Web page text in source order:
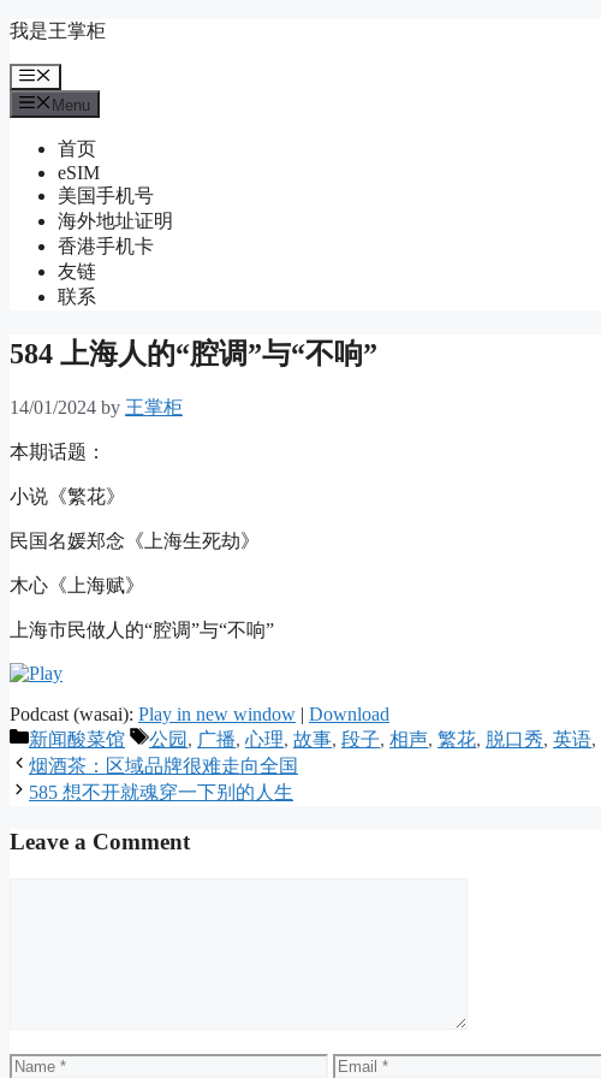
Skip
content
我是王掌柜
Menu
Menu
首页
eSIM
美国手机号
海外地址证明
香港手机卡
友链
联系
584 上海人的“腔调”与“不响”
14/01/2024 by 王掌柜
本期话题：
小说《繁花》
民国名媛郑念《上海生死劫》
木心《上海赋》
上海市民做人的“腔调”与“不响”
Podcast (wasai): Play in new window
Download
Categories
新闻酸菜馆 Tags
公园 , 广播, 心理, 故事, 段子, 相声, 繁花, 脱口秀, 英语,
烟酒茶：区域品牌很难走向全国
585 想不开就魂穿一下别的人生
Leave a Comment
Name Email